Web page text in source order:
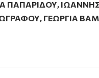
ΠΑΠΑΡΙΔΟΥ,
, ΓΕΩΡΓΊΑ